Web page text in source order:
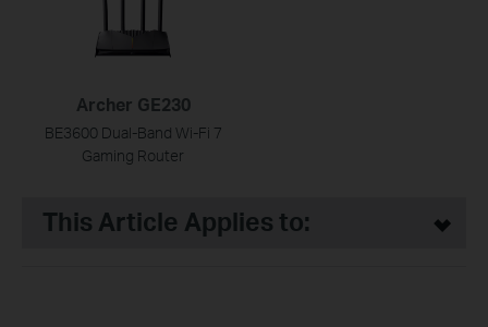
Archer GE230
BE3600 Dual-Band Wi-Fi 7
Gaming Router
This Article Applies to: